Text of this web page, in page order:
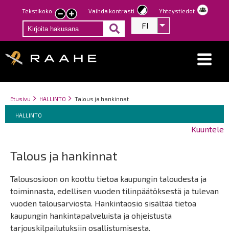
Hyppää
pääsisältöön
Tekstikoko
Pienennä
tekstin
kokoa
Suurenna
tekstin
kokoa
Vaihda kontrasti Yhteystiedot
FI Listaa
Breadcrumbs
You
here:
Etusivu HALLINTO Talous ja hankinnat
Breadcrumbs
You
are
HALLINTO
Kuuntele
Talous ja hankinnat
Talousosioon on koottu tietoa kaupungin taloudesta ja
toiminnasta, edellisen vuoden tilinpäätöksestä ja tulevan
vuoden talousarviosta. Hankintaosio sisältää tietoa
kaupungin hankintapalveluista ja ohjeistusta
tarjouskilpailutuksiin osallistumisesta.